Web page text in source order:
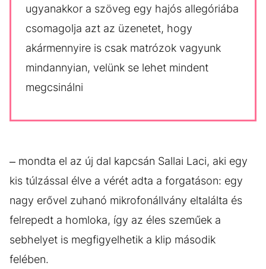
ugyanakkor a szöveg egy hajós allegóriába
csomagolja azt az üzenetet, hogy
akármennyire is csak matrózok vagyunk
mindannyian, velünk se lehet mindent
megcsinálni
– mondta el az új dal kapcsán Sallai Laci, aki egy
kis túlzással élve a vérét adta a forgatáson: egy
nagy erővel zuhanó mikrofonállvány eltalálta és
felrepedt a homloka, így az éles szeműek a
sebhelyet is megfigyelhetik a klip második
felében.